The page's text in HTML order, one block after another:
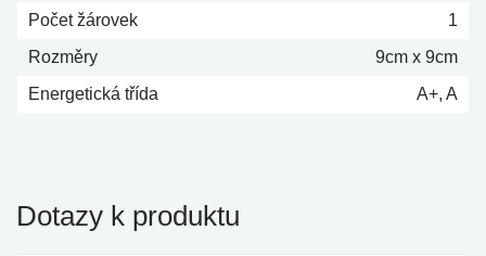
Počet žárovek
1
Rozměry
9cm x 9cm
Energetická třída
A+, A
Dotazy k produktu